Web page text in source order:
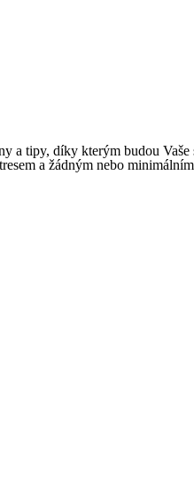
tipy, díky kterým budou
a žádným nebo